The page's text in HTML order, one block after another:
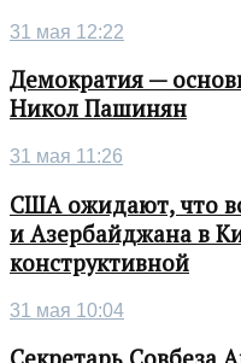
31 мая 12:22
Демократия —
Никол Пашинян
31 мая 11:26
США ожидают, что
и Азербайджана в
конструктивной
31 мая 10:04